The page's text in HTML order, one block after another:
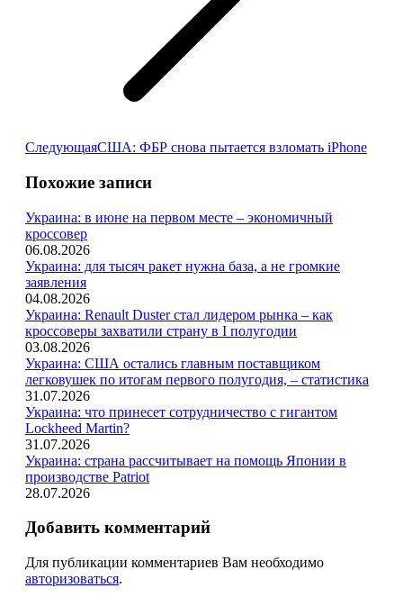
СледующаяСледующая
США: ФБР снова пытается взломать iPhone
Похожие записи
Украина: в июне на первом месте – экономичный
кроссовер
06.08.2026
Украина: для тысяч ракет нужна база, а не громкие
заявления
04.08.2026
Украина: Renault Duster стал лидером рынка – как
кроссоверы захватили страну в I полугодии
03.08.2026
Украина: США остались главным поставщиком
легковушек по итогам первого полугодия, – статистика
31.07.2026
Украина: что принесет сотрудничество с гигантом
Lockheed Martin?
31.07.2026
Украина: страна рассчитывает на помощь Японии в
производстве Patriot
28.07.2026
Добавить комментарий
Для публикации комментариев Вам необходимо
авторизоваться.